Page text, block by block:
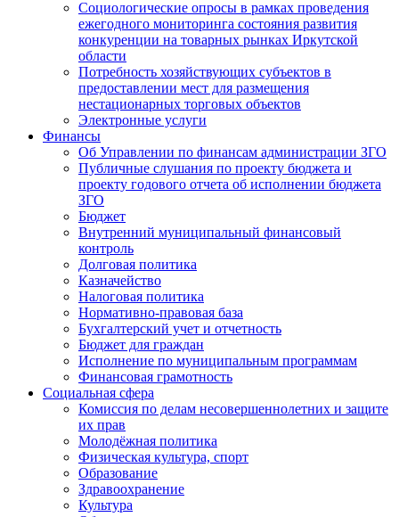
Социологические опросы в рамках проведения
ежегодного мониторинга состояния развития
конкуренции на товарных рынках Иркутской
области
Потребность хозяйствующих субъектов в
предоставлении мест для размещения
нестационарных торговых объектов
Электронные услуги
Финансы
Об Управлении по финансам администрации ЗГО
Публичные слушания по проекту бюджета и
проекту годового отчета об исполнении бюджета
ЗГО
Бюджет
Внутренний муниципальный финансовый
контроль
Долговая политика
Казначейство
Налоговая политика
Нормативно-правовая база
Бухгалтерский учет и отчетность
Бюджет для граждан
Исполнение по муниципальным программам
Финансовая грамотность
Социальная сфера
Комиссия по делам несовершеннолетних и защите
их прав
Молодёжная политика
Физическая культура, спорт
Образование
Здравоохранение
Культура